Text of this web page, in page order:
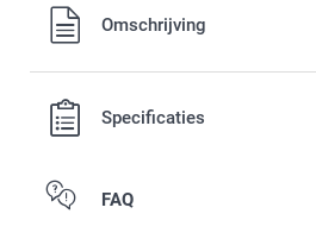
Alle prijzen zijn inclusief BTW
Omschrijving
Specificaties
FAQ